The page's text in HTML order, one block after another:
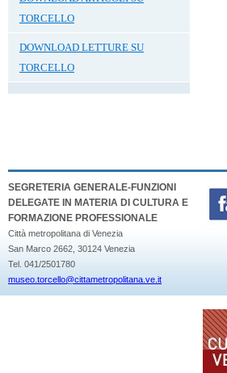
TORCELLO
DOWNLOAD LETTURE SU
TORCELLO
SEGRETERIA GENERALE-FUNZIONI
DELEGATE IN MATERIA DI CULTURA E
FORMAZIONE PROFESSIONALE
Città metropolitana di Venezia
San Marco 2662, 30124 Venezia
Tel. 041/2501780
museo.torcello@cittametropolitana.ve.it